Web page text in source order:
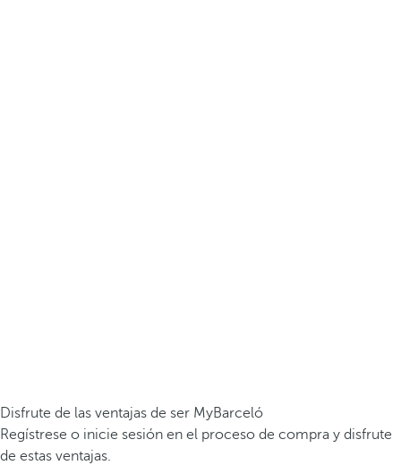
Disfrute de las ventajas de ser MyBarceló
Regístrese o inicie sesión en el proceso de compra y disfrute
de estas ventajas.